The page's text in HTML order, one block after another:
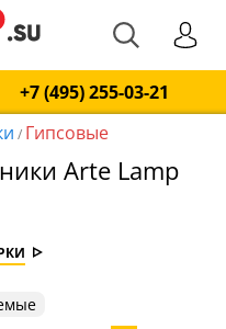
+7 (495) 255-03-21
/ Гипсовые
Arte Lamp